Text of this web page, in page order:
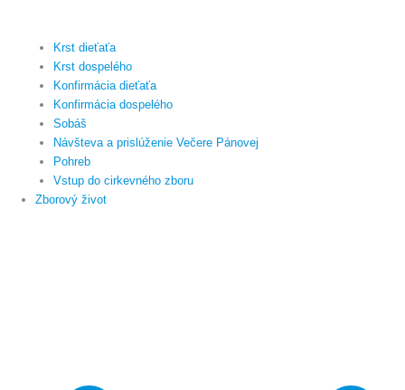
Krst dieťaťa
Krst dospelého
Konfirmácia dieťaťa
Konfirmácia dospelého
Sobáš
Návšteva a prislúženie Večere Pánovej
Pohreb
Vstup do cirkevného zboru
Zborový život